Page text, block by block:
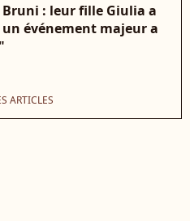
Bruni : leur fille Giulia a
événement majeur a
ARTICLES